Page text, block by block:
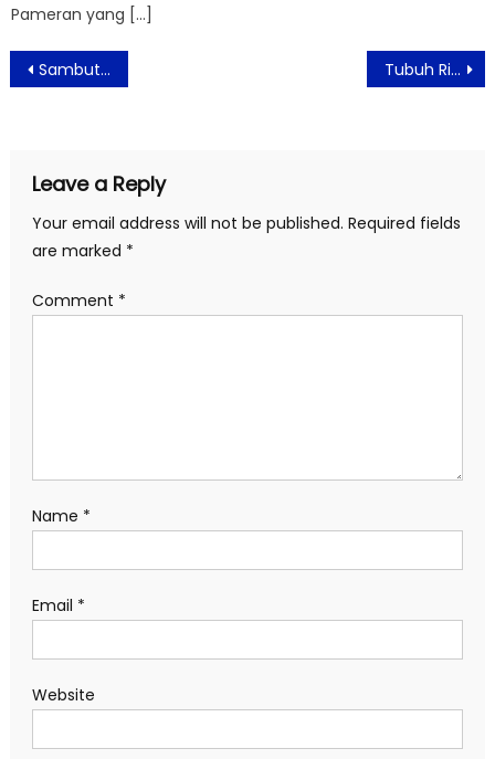
Pameran yang […]
Post
navigation
Sambut Bulan Ramadhan dan Idul Fitri, DORÉ by LeTAO Merilis Kue Seasonal dan Gift Sets Spesial Tubuh Rileks dan Menenangkan Pikiran Bersama Soyree.id
Leave a Reply
Your email address will not be published. Required fields
are marked *
Comment *
Name *
Email *
Website